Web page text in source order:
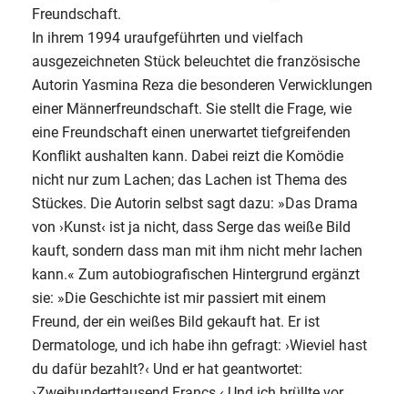
Freundschaft.
In ihrem 1994 uraufgeführten und vielfach
ausgezeichneten Stück beleuchtet die französische
Autorin Yasmina Reza die besonderen Verwicklungen
einer Männerfreundschaft. Sie stellt die Frage, wie
eine Freundschaft einen unerwartet tiefgreifenden
Konflikt aushalten kann. Dabei reizt die Komödie
nicht nur zum Lachen; das Lachen ist Thema des
Stückes. Die Autorin selbst sagt dazu: »Das Drama
von ›Kunst‹ ist ja nicht, dass Serge das weiße Bild
kauft, sondern dass man mit ihm nicht mehr lachen
kann.« Zum autobiografischen Hintergrund ergänzt
sie: »Die Geschichte ist mir passiert mit einem
Freund, der ein weißes Bild gekauft hat. Er ist
Dermatologe, und ich habe ihn gefragt: ›Wieviel hast
du dafür bezahlt?‹ Und er hat geantwortet: